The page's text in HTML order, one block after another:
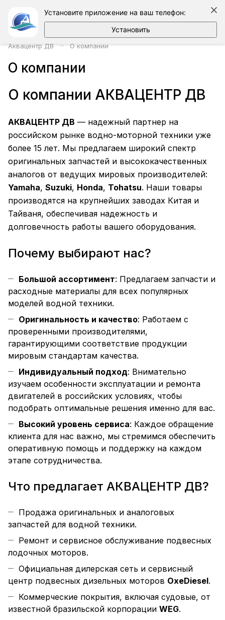
Установите приложение на ваш телефон:
Установить
Аквацентр ДВ – О компании
О компании
О компании АКВАЦЕНТР ДВ
АКВАЦЕНТР ДВ — надежный партнер на
российском рынке водно-моторной техники уже
более 15 лет. Мы предлагаем широкий спектр
оригинальных запчастей и высококачественных
аналогов от ведущих мировых производителей:
Yamaha, Suzuki, Honda, Tohatsu. Наши товары
производятся на крупнейших заводах Китая и
Тайваня, обеспечивая надежность и
долговечность работы вашего оборудования.
Почему выбирают нас?
Большой ассортимент: Предлагаем запчасти и
расходные материалы для всех популярных
моделей водной техники.
Оригинальность и качество: Работаем с
проверенными производителями,
гарантирующими соответствие продукции
мировым стандартам качества.
Индивидуальный подход: Внимательно
изучаем особенности эксплуатации и ремонта
двигателей в российских условиях, чтобы
подобрать оптимальные решения именно для вас.
Высокий уровень сервиса: Каждое обращение
клиента для нас важно, мы стремимся обеспечить
оперативную помощь и поддержку на каждом
этапе сотрудничества.
Что предлагает АКВАЦЕНТР ДВ?
Продажа оригинальных и аналоговых
запчастей для водной техники.
Ремонт и сервисное обслуживание подвесных
лодочных моторов.
Официальная дилерская сеть и сервисный
центр подвесных дизельных моторов OxeDiesel.
Коммерческие покрытия, включая судовые, от
известной бразильской корпорации WEG.